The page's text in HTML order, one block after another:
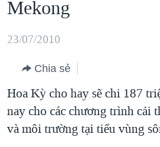
chính
hướng
chính
Đi
BIỂN ĐÔNG
THẾ GIỚI
DIỄN ĐÀN
MỤC
TỰ DO BÁO CHÍ
VẠCH TRẦN TIN GIẢ
CHUYÊN ĐỀ
CHIẾN TRANH THƯƠNG MẠI CỦA
HỌC TIẾNG ANH
Mekong
23/07/2010
Chia sẻ
Hoa Kỳ cho hay sẽ chi 187
nay cho các chương trình cải
và môi trường tại tiểu vùng